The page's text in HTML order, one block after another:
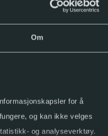
Om
for å
og kan ikke velges
og analyseverktøy.